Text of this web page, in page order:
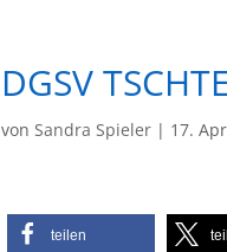
DGSV
von Sandra Spieler | 17.
teilen